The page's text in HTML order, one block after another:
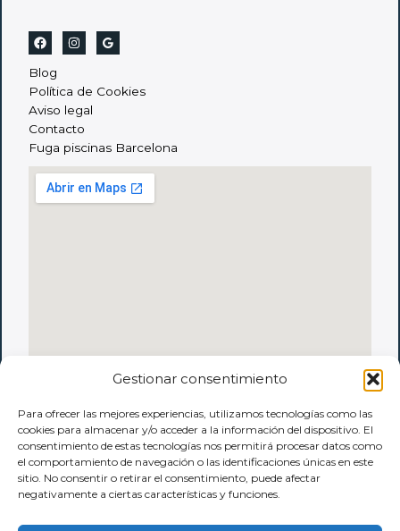
Gestionar consentimiento
Para ofrecer las mejores experiencias, utilizamos tecnologías como las
cookies para almacenar y/o acceder a la información del dispositivo. El
consentimiento de estas tecnologías nos permitirá procesar datos como
el comportamiento de navegación o las identificaciones únicas en este
sitio. No consentir o retirar el consentimiento, puede afectar
negativamente a ciertas características y funciones.
Blog
Política de Cookies
Aviso legal
Contacto
Fuga piscinas Barcelona